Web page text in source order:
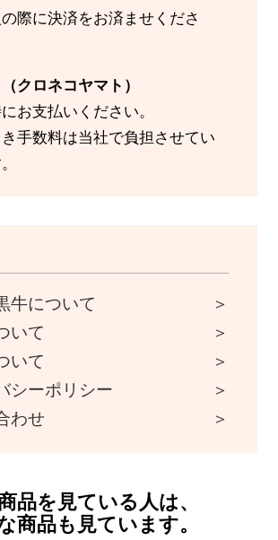
際に決済をお済ませくださ
クロネコヤマト）
お支払いください。
手数料は当社で負担させてい
牛について
いて
いて
シーポリシー
わせ
品を見ている人は、
商品も見ています。